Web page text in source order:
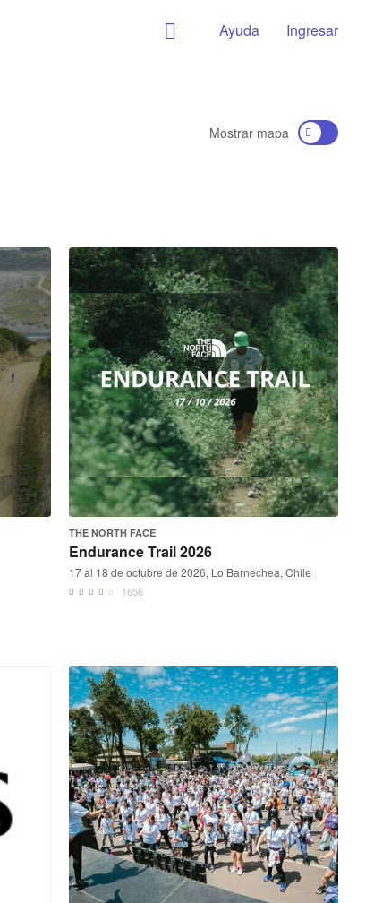
Ingresar
Ayuda
Mostrar mapa
THE NORTH FACE
Endurance Trail 2026
17 al 18 de octubre de 2026, Lo Barnechea, Chile
1656